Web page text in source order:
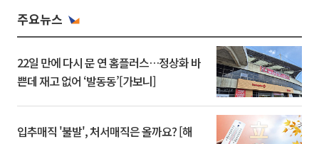
주요뉴스
22일 만에 다시 문 연 홈플러스…정상화 바
쁜데 재고 없어 ‘발동동’[가보니]
입추매직 '불발', 처서매직은 올까요? [해